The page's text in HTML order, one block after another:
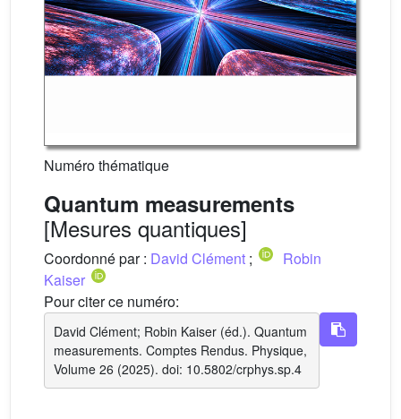
Numéro thématique
Quantum measurements
[Mesures quantiques]
Coordonné par : David Clément ;
Robin
Kaiser
Pour citer ce numéro:
David Clément; Robin Kaiser (éd.). Quantum
measurements. Comptes Rendus. Physique,
Volume 26 (2025). doi: 10.5802/crphys.sp.4